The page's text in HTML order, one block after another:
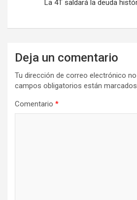
La 4T saldará la deuda
Deja un comentario
Tu dirección de correo electrónico
campos obligatorios están
Comentario *